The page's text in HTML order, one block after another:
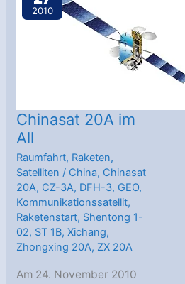
2010
Chinasat 20A im
All
Raumfahrt, Raketen,
Satelliten / China, Chinasat
20A, CZ-3A, DFH-3, GEO,
Kommunikationssatellit,
Raketenstart, Shentong 1-
02, ST 1B,Xichang,
Zhongxing 20A, ZX 20A
Am 24. November 2010